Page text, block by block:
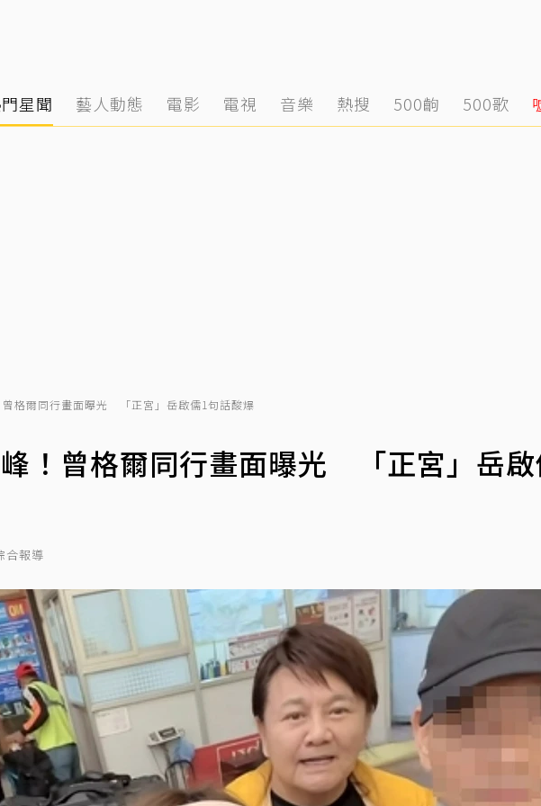
星聞 藝人動態 電影 電視 音樂 熱搜 500齣 500歌
格爾同行畫面曝光 「正宮」岳啟儒1句話酸爆
！曾格爾同行畫面曝光 「正宮」岳
合報導